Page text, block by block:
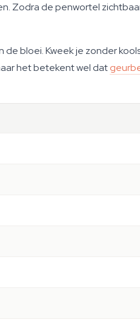
Zodra de penwortel
de bloei. Kweek je zonder
het betekent wel dat